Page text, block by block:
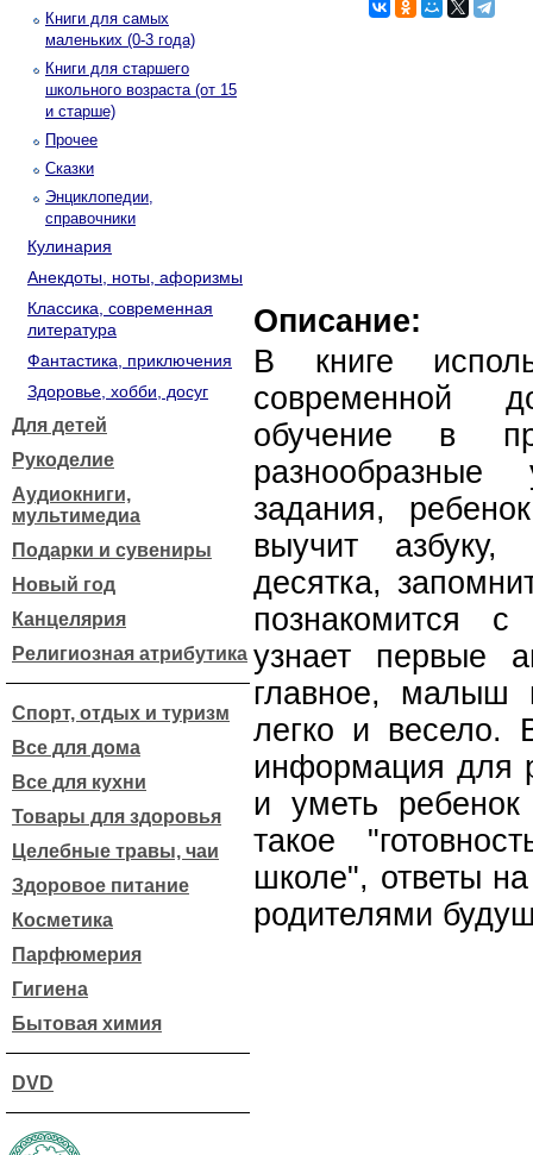
Книги для самых
маленьких (0-3 года)
Книги для старшего
школьного возраста (от 15
и старше)
Прочее
Сказки
Энциклопедии,
справочники
Кулинария
Анекдоты, ноты, афоризмы
Классика, современная
литература
Фантастика, приключения
Здоровье, хобби, досуг
Для детей
Рукоделие
Аудиокниги,
мультимедиа
Подарки и сувениры
Новый год
Канцелярия
Религиозная атрибутика
Спорт, отдых и туризм
Все для дома
Все для кухни
Товары для здоровья
Целебные травы, чаи
Здоровое питание
Косметика
Парфюмерия
Гигиена
Бытовая химия
DVD
Описание:
В книге
современной
обучение в
разнообразные
задания,
выучит
десятка,
познакомится
узнает первые
главное, малыш
легко и весело.
информация для
и уметь ребенок
такое
школе", ответы
родителями